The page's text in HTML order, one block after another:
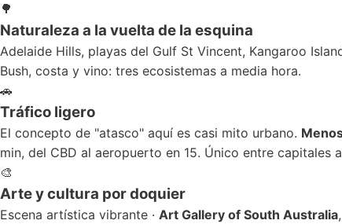
🌳
Naturaleza a la vuelta de la esquina
Adelaide Hills, playas del Gulf St Vincent, Kangaroo
Bush, costa y vino: tres ecosistemas a media hora.
🚗
Tráfico ligero
El concepto de "atasco" aquí es casi mito urbano.
min, del CBD al aeropuerto en 15. Único entre capitales
🎨
Arte y cultura por doquier
Escena artística vibrante · Art Gallery of South Australia